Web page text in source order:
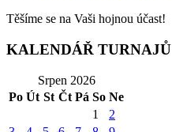
Těšíme se na Vaši hojnou účast!
KALENDÁŘ TURNAJŮ
Srpen 2026
Po Út St Čt Pá So Ne
1
2